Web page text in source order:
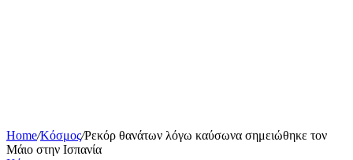
Home/Κόσμος/Ρεκόρ θανάτων λόγω καύσωνα σημειώθηκε τον
Μάιο στην Ισπανία